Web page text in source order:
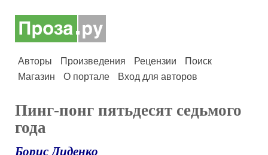
Авторы Произведения Рецензии
Поиск
Магазин
О портале Вход для авторов
Пинг-понг пятьдесят седьмого
года
Борис Диденко